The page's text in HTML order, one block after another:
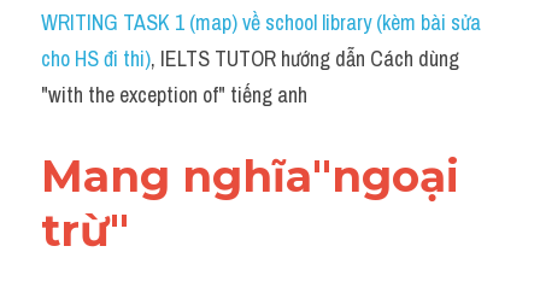
Idiom
Grammar
Word form
Cách dùng từ
WRITING TASK 1 (map) về school library (kèm bài sửa
cho HS đi thi), IELTS TUTOR hướng dẫn Cách dùng
"with the exception of" tiếng anh
Mang nghĩa"ngoại
trừ"